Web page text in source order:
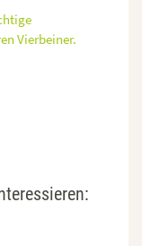
Vierbeiner.